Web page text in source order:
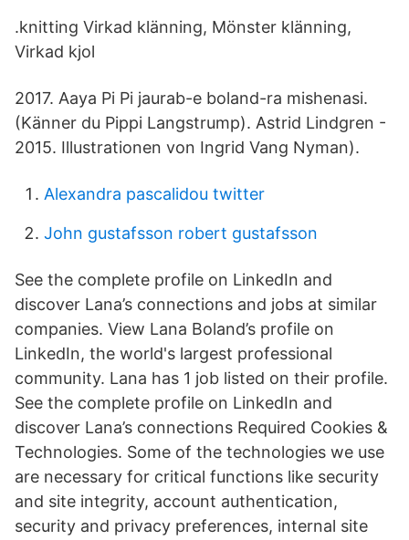
.knitting Virkad klänning, Mönster klänning,
Virkad kjol
2017. Aaya Pi Pi jaurab-e boland-ra mishenasi.
(Känner du Pippi Langstrump). Astrid Lindgren -
2015. Illustrationen von Ingrid Vang Nyman).
Alexandra pascalidou twitter
John gustafsson robert gustafsson
See the complete profile on LinkedIn and
discover Lana’s connections and jobs at similar
companies. View Lana Boland’s profile on
LinkedIn, the world's largest professional
community. Lana has 1 job listed on their profile.
See the complete profile on LinkedIn and
discover Lana’s connections Required Cookies &
Technologies. Some of the technologies we use
are necessary for critical functions like security
and site integrity, account authentication,
security and privacy preferences, internal site